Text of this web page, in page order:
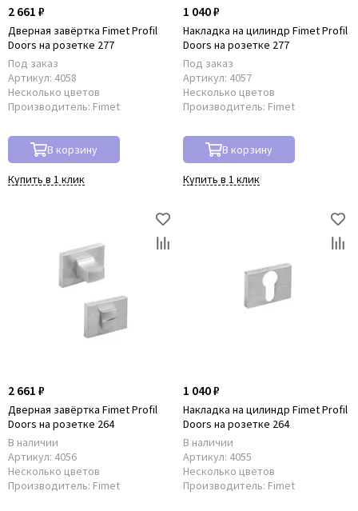
2 661 ₽
Дверная завёртка Fimet Profil
Doors на розетке 277
Под заказ
Артикул: 4058
Несколько цветов
Производитель: Fimet
В корзину
Купить в 1 клик
1 040 ₽
Накладка на цилиндр Fimet Profil
Doors на розетке 277
Под заказ
Артикул: 4057
Несколько цветов
Производитель: Fimet
В корзину
Купить в 1 клик
2 661 ₽
Дверная завёртка Fimet Profil
Doors на розетке 264
В наличии
Артикул: 4056
Несколько цветов
Производитель: Fimet
1 040 ₽
Накладка на цилиндр Fimet Profil
Doors на розетке 264
В наличии
Артикул: 4055
Несколько цветов
Производитель: Fimet